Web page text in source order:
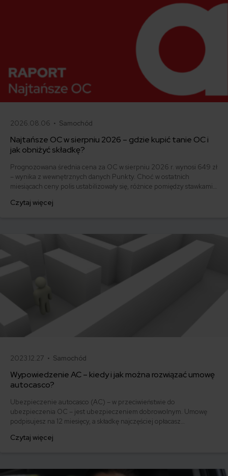
2026.08.06 • Samochód
Najtańsze OC w sierpniu 2026 – gdzie kupić tanie OC i
jak obniżyć składkę?
Prognozowana średnia cena za OC w sierpniu 2026 r. wynosi 649 zł
– wynika z wewnętrznych danych Punkty. Choć w ostatnich
miesiącach ceny polis ustabilizowały się, różnice pomiędzy stawkami
500 zł, inni – powyżej 1500 zł. Gdzie znaleźć najtańsze OC w Polsce
Czytaj więcej
2023.12.27 • Samochód
Wypowiedzenie AC – kiedy i jak można rozwiązać umowę
autocasco?
Ubezpieczenie autocasco (AC) – w przeciwieństwie do
ubezpieczenia OC – jest ubezpieczeniem dobrowolnym. Umowę
podpisujesz na 12 miesięcy, a składkę najczęściej opłacasz
ofertę lub zdecydowałeś się sprzedać samochód w trakcie trwania
Czytaj więcej